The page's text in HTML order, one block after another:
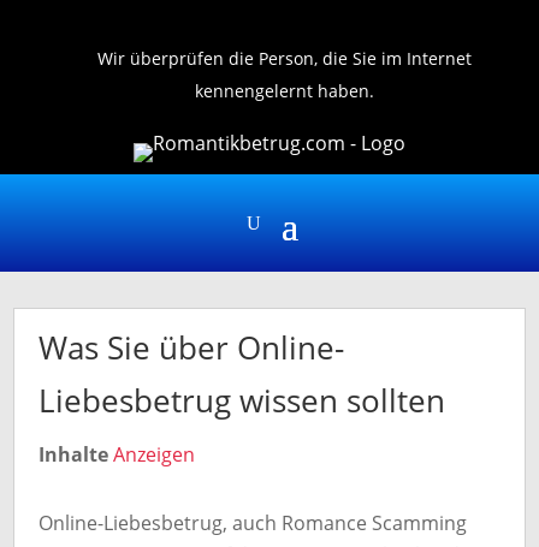
Wir überprüfen die Person, die Sie im Internet
kennengelernt haben.
Was Sie über Online-
Liebesbetrug wissen sollten
InhalteAnzeigen
Online-Liebesbetrug, auch Romance Scamming